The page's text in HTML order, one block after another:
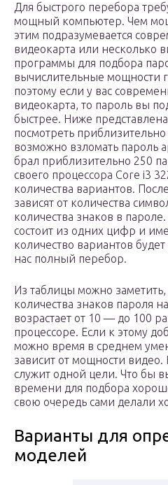
Для быстрого перебора
мощный компьютер. Чем
этим подразумевается
видеокарта или несколько
программы для подбора
вычислительные мощности
поэтому если у вас
видеокарта, то пароль вы
быстрее. Ниже
посмотреть
возможно взломать пароль
брал приблизительно 250
своего процессора Core i3
количества вариантов.
зависят от количества
количества знаков в
состоит из одних цифр и
количество вариантов
нас полный перебор.
Из таблицы можно
количества знаков пароля
возрастает от 10 — до 100
процессоре. Если к этому
можно время в среднем
зависит от мощности
служит одной цели. Что бы
времени для подбора
свою очередь сами делали
Варианты для
моделей